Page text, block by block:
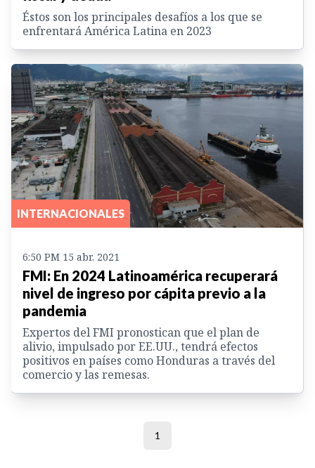
Éstos son los principales desafíos a los que se
enfrentará América Latina en 2023
INTERNACIONALES
6:50 PM 15 abr. 2021
FMI: En 2024 Latinoamérica recuperará
nivel de ingreso por cápita previo a la
pandemia
Expertos del FMI pronostican que el plan de
alivio, impulsado por EE.UU., tendrá efectos
positivos en países como Honduras a través del
comercio y las remesas.
1